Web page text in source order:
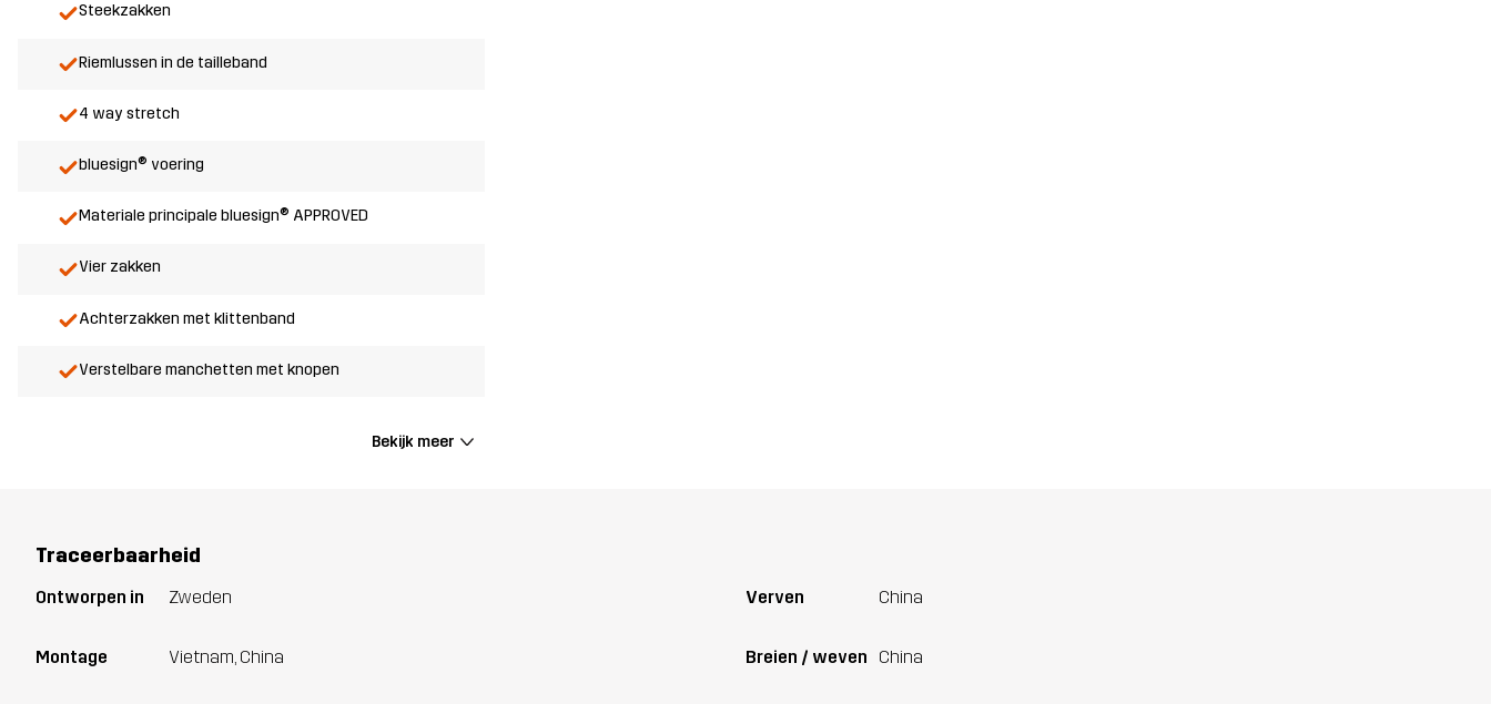
Steekzakken
Riemlussen in de tailleband
4 way stretch
bluesign® voering
Materiale principale bluesign® APPROVED
Vier zakken
Achterzakken met klittenband
Verstelbare manchetten met knopen
Bekijk meer
Traceerbaarheid
Ontworpen in Zweden
Montage Vietnam, China
Verven China
Breien / weven China